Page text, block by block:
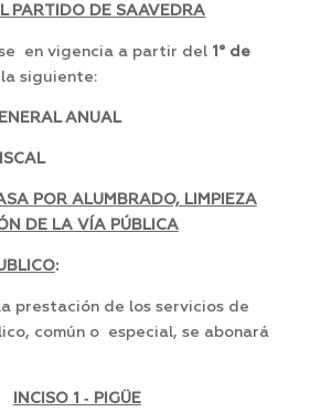
PARTIDO DE SAAVEDRA
en vigencia a partir del 1° de
siguiente:
ANUAL
POR ALUMBRADO, LIMPIEZA
DE LA VÍA PÚBLICA
:
prestación de los servicios de
común o especial, se abonará
INCISO 1 ‑ PIGÜE